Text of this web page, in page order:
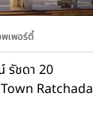
เพอร์ตี้
รัชดา 20
Ratchada